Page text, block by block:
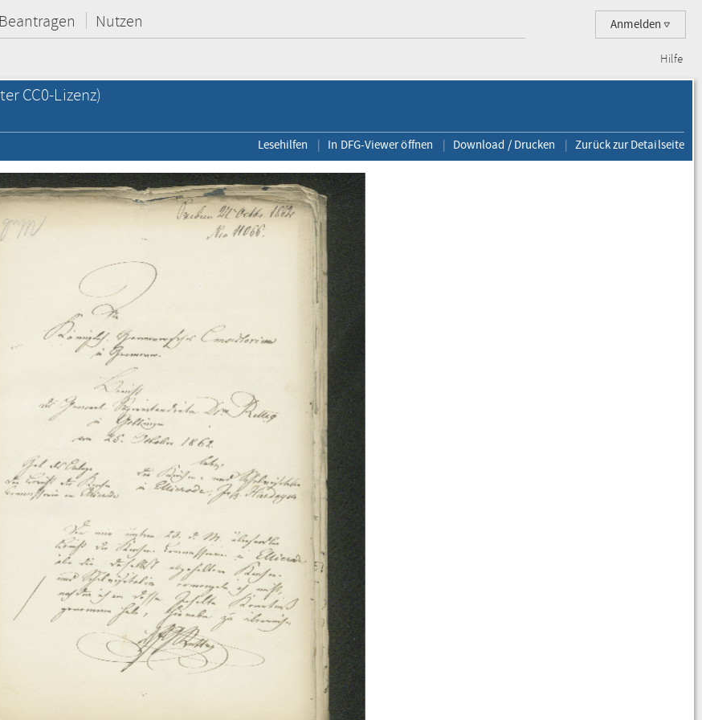
Anmelden
Beantragen Nutzen
Hilfe
CC0-Lizenz)
Lesehilfen In DFG-Viewer öffnen Download / Drucken Zurück zur Detailseite